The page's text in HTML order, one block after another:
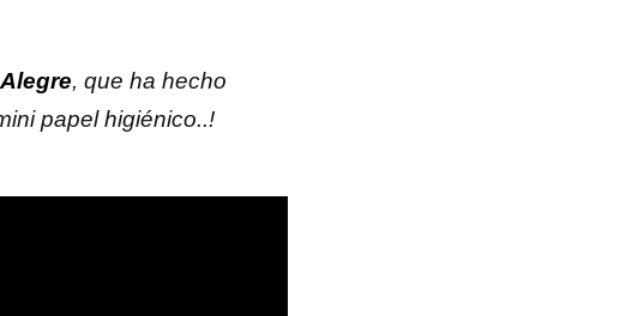
, que ha hecho
papel higiénico..!